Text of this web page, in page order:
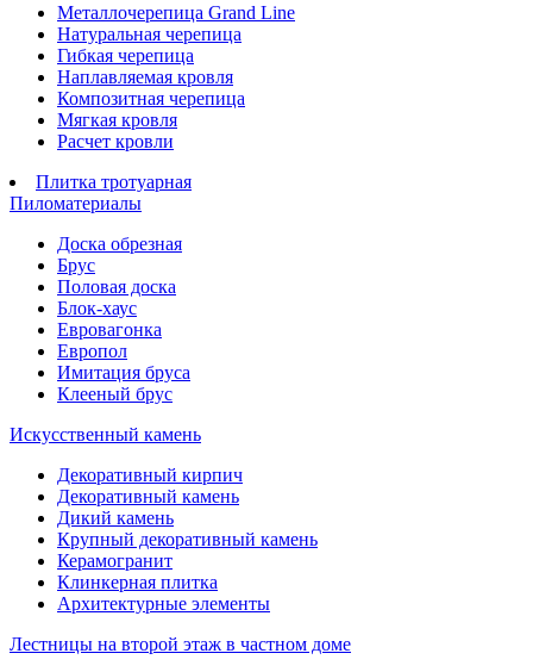
Металлочерепица Grand Line
Натуральная черепица
Гибкая черепица
Наплавляемая кровля
Композитная черепица
Мягкая кровля
Расчет кровли
Плитка тротуарная
Пиломатериалы
Доска обрезная
Брус
Половая доска
Блок-хаус
Евровагонка
Европол
Имитация бруса
Клееный брус
Искусственный камень
Декоративный кирпич
Декоративный камень
Дикий камень
Крупный декоративный камень
Керамогранит
Клинкерная плитка
Архитектурные элементы
Лестницы на второй этаж в частном доме